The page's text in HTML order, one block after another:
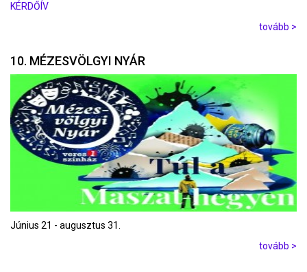
KÉRDŐÍV
tovább >
10. MÉZESVÖLGYI NYÁR
Június 21 - augusztus 31.
tovább >